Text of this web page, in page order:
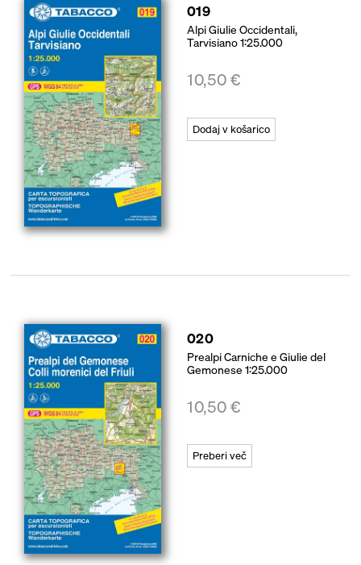
019
Alpi Giulie Occidentali,
Tarvisiano 1:25.000
10,50€
Dodaj v košarico
020
Prealpi Carniche e Giulie del
Gemonese 1:25.000
10,50€
Preberi več